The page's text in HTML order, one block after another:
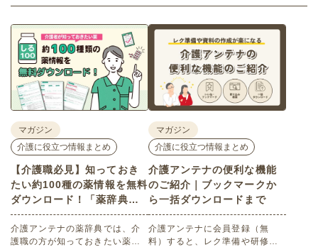
マガジン
介護に役立つ情報まとめ
【介護職必見】知っておき
たい約100種の薬情報を無料
ダウンロード！「薬辞典」
で薬の基礎知識を学ぼう
介護アンテナの薬辞典では、介
護職の方が知っておきたい薬の
マガジン
介護に役立つ情報まとめ
介護アンテナの便利な機能
のご紹介｜ブックマークか
ら一括ダウンロードまで
介護アンテナに会員登録（無
料）すると、レク準備や研修資